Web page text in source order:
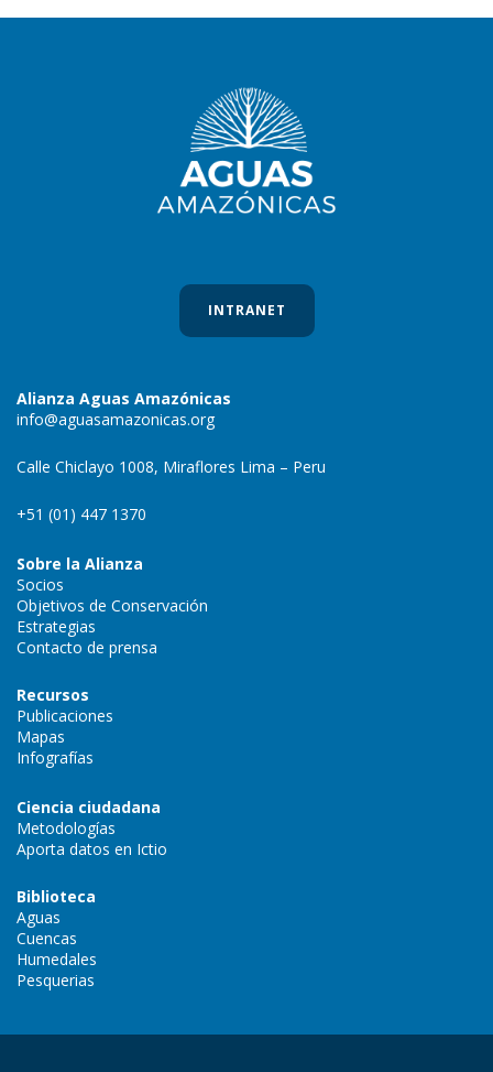
INTRANET
Alianza Aguas Amazónicas
info@aguasamazonicas.org
Calle Chiclayo 1008, Miraflores Lima – Peru
+51 (01) 447 1370
Sobre la Alianza
Socios
Objetivos de Conservación
Estrategias
Contacto de prensa
Recursos
Publicaciones
Mapas
Infografías
Ciencia ciudadana
Metodologías
Aporta datos en Ictio
Biblioteca
Aguas
Cuencas
Humedales
Pesquerias